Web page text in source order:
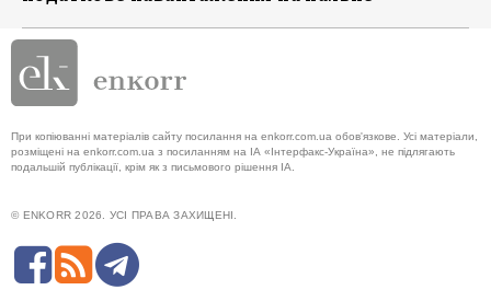
При копіюванні матеріалів сайту посилання на enkorr.com.ua обов'язкове. Усі матеріали,
розміщені на enkorr.com.ua з посиланням на ІА «Інтерфакс-Україна», не підлягають
подальшій публікації, крім як з письмового рішення ІА.
© ENKORR 2026. УСІ ПРАВА ЗАХИЩЕНІ.